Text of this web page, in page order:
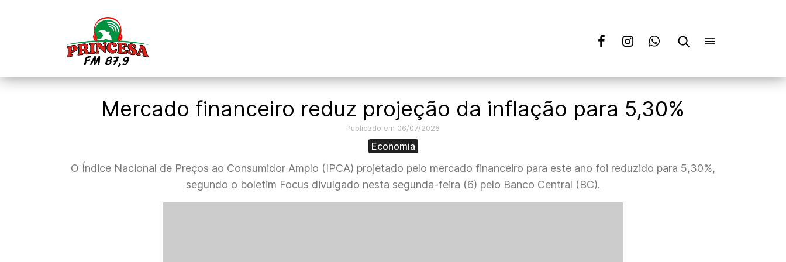
Mercado financeiro reduz projeção da inflação para 5,30%
Publicado em 06/07/2026
Economia
O Índice Nacional de Preços ao Consumidor Amplo (IPCA) projetado pelo mercado financeiro para este ano foi reduzido para 5,30%,
segundo o boletim Focus divulgado nesta segunda-feira (6) pelo Banco Central (BC).